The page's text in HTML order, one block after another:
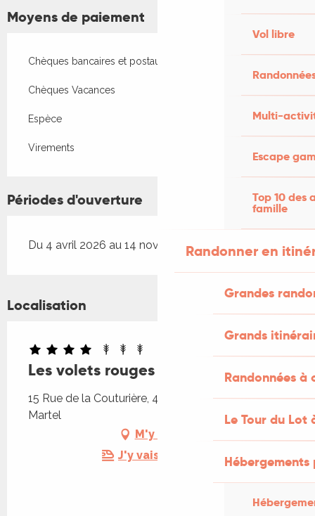
Vol libre
Multi-
Escape
Top 10 des
famille
Randonner en
Grandes
Grands
Randonnées
Le Tour du Lot
Moyens de paiement
Chèques bancaires et postaux
Chèques Vacances
Espèce
Virements
Périodes d'ouverture
Du 4 avril 2026 au 14 novembre 2026
Localisation
Les volets rouges - Gîte Pépouze
15 Rue de la Couturière, 46200 Saint-Denis-lès-
Martel
M'y rendre
J'y vais en train !